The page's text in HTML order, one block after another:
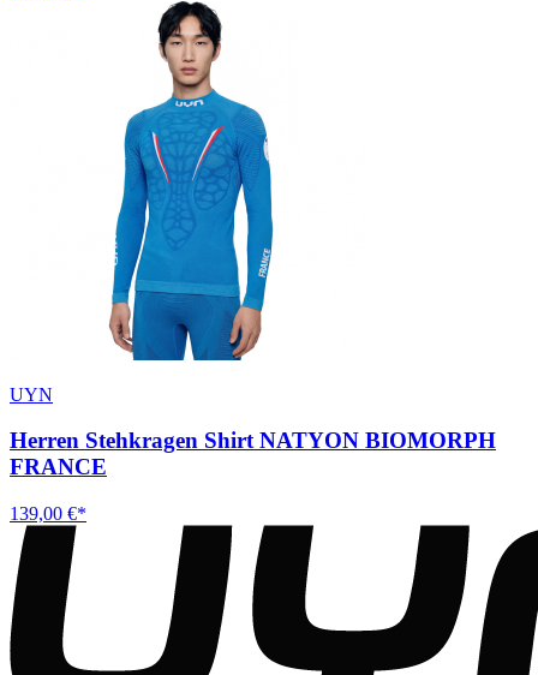
UYN
Herren Stehkragen Shirt NATYON BIOMORPH
FRANCE
139,00 €*